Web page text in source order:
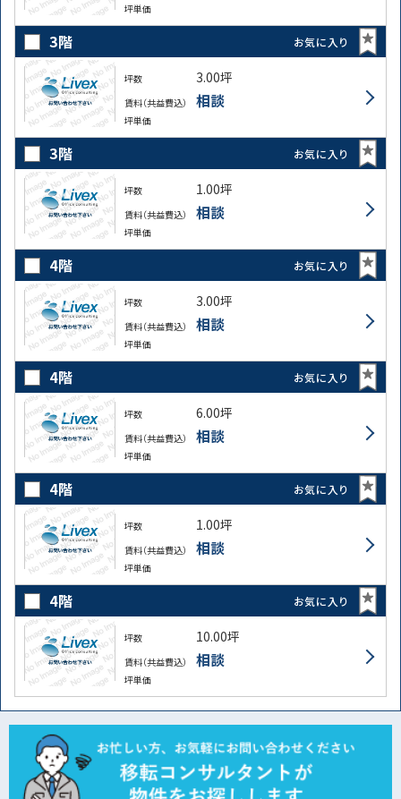
坪単価
3階 お気に入り
坪数 3.00坪
賃料（共益費込） 相談
坪単価
3階 お気に入り
坪数 1.00坪
賃料（共益費込） 相談
坪単価
4階 お気に入り
坪数 3.00坪
賃料（共益費込） 相談
坪単価
4階 お気に入り
坪数 6.00坪
賃料（共益費込） 相談
坪単価
4階 お気に入り
坪数 1.00坪
賃料（共益費込） 相談
坪単価
4階 お気に入り
坪数 10.00坪
賃料（共益費込） 相談
坪単価